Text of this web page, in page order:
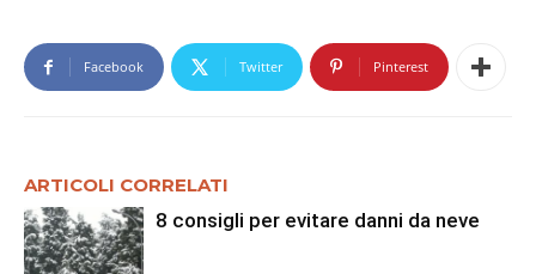
Facebook Twitter Pinterest
ARTICOLI CORRELATI
8 consigli per evitare danni da neve